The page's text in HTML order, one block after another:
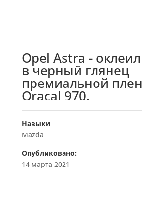
Opel Astra -
в черный глянец
премиальной
Oracal 970.
Навыки
Mazda
Опубликовано:
14 марта 2021